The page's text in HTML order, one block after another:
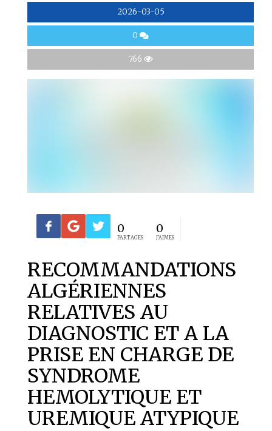
2026-03-05
0
766
0
PARTAGES
0
J'AIMES
RECOMMANDATIONS
ALGÉRIENNES
RELATIVES AU
DIAGNOSTIC ET A LA
PRISE EN CHARGE DE
SYNDROME
HEMOLYTIQUE ET
UREMIQUE ATYPIQUE